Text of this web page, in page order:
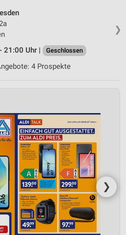
❯
21:00 Uhr |
Geschlossen
4 Prospekte
❯